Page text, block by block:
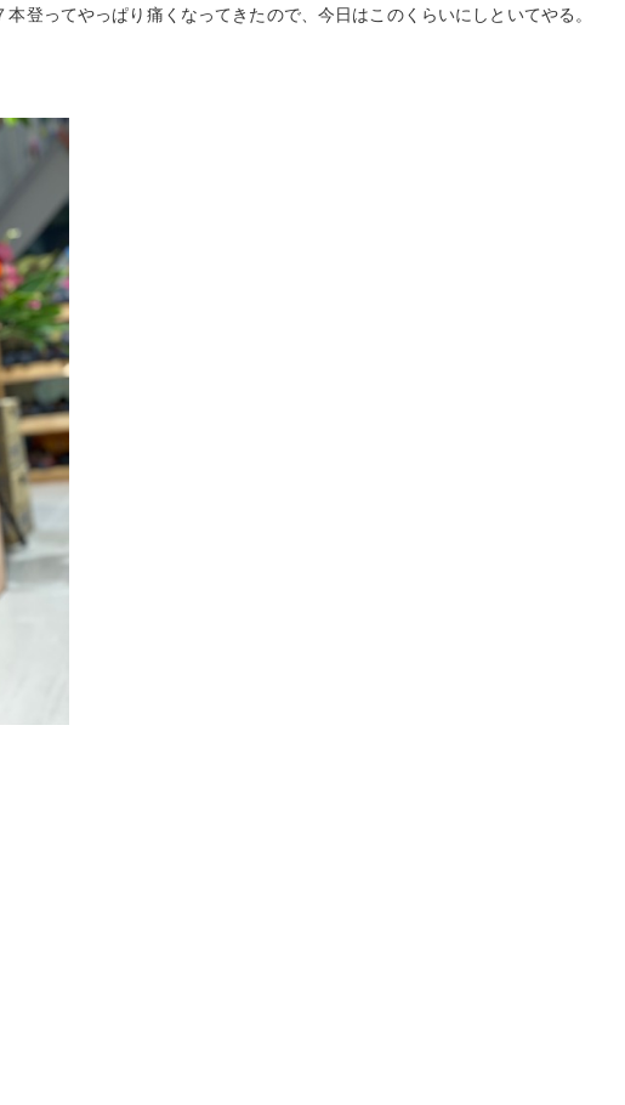
登ってやっぱり痛くなってきたので、今日はこのくらいにしといてやる。